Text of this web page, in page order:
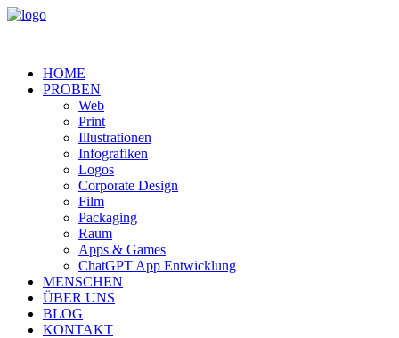
HOME
PROBEN
Web
Print
Illustrationen
Infografiken
Logos
Corporate Design
Film
Packaging
Raum
Apps & Games
ChatGPT App Entwicklung
MENSCHEN
ÜBER UNS
BLOG
KONTAKT